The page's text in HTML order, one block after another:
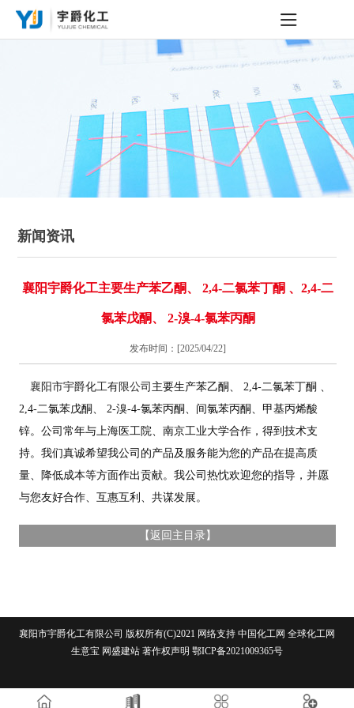
新闻资讯
襄阳宇爵化工主要生产苯乙酮、 2,4-二氯苯丁酮 、2,4-二
氯苯戊酮、 2-溴-4-氯苯丙酮
发布时间：[2025/04/22]
襄阳市宇爵化工有限公司 主要生产苯乙酮、 2,4-二氯苯丁酮 、
2,4-二氯苯戊酮、 2-溴-4-氯苯丙酮、间氯苯丙酮、甲基丙烯酸
锌。公司常年与上海医工院、南京工业大学合作，得到技术支
持。我们真诚希望我公司的产品及服务能为您的产品在提高质
量、降低成本等方面作出贡献。我公司热忱欢迎您的指导，并愿
与您友好合作、互惠互利、共谋发展。
【 返回主目录 】
襄阳市宇爵化工有限公司 版权所有(C)2021 网络支持 中国化工网 全球化工网
生意宝 网盛建站 著作权声明 鄂ICP备2021009365号